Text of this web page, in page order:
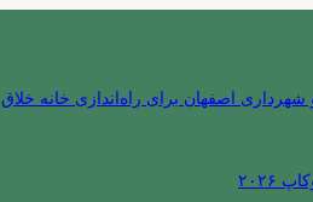
اصفهان برای راه‌اندازی خانه خلاق